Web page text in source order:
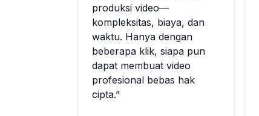
produksi video—
kompleksitas, biaya, dan
waktu. Hanya dengan
beberapa klik, siapa pun
dapat membuat video
profesional bebas hak
cipta.”